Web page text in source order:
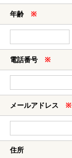
年齢 ※
電話番号 ※
メールアドレス ※
住所